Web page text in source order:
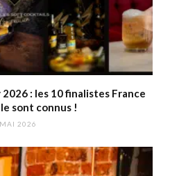
: les 10 finalistes France
sont connus !
2026